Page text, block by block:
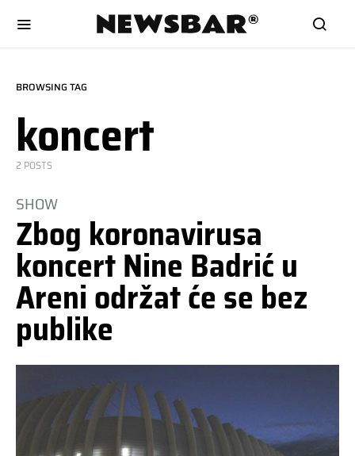
BROWSING TAG
koncert
2 POSTS
SHOW
Zbog koronavirusa
koncert Nine Badrić u
Areni održat će se bez
publike